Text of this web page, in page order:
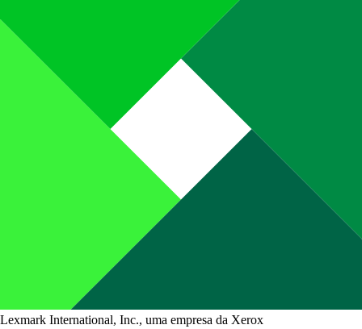
Lexmark International, Inc., uma empresa da Xerox